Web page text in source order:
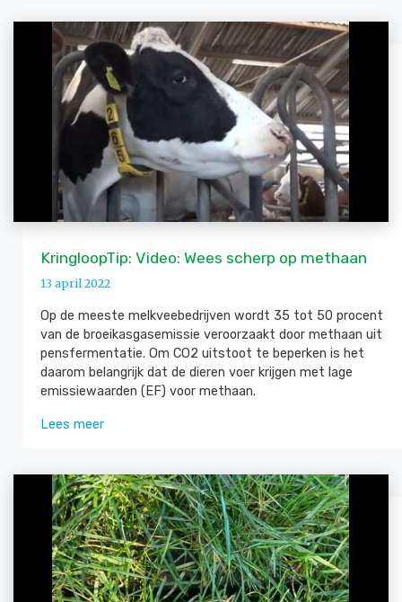
KringloopTip: Video: Wees scherp op methaan
13 april 2022
Op de meeste melkveebedrijven wordt 35 tot 50 procent
van de broeikasgasemissie veroorzaakt door methaan uit
pensfermentatie. Om CO2 uitstoot te beperken is het
daarom belangrijk dat de dieren voer krijgen met lage
emissiewaarden (EF) voor methaan.
Lees meer